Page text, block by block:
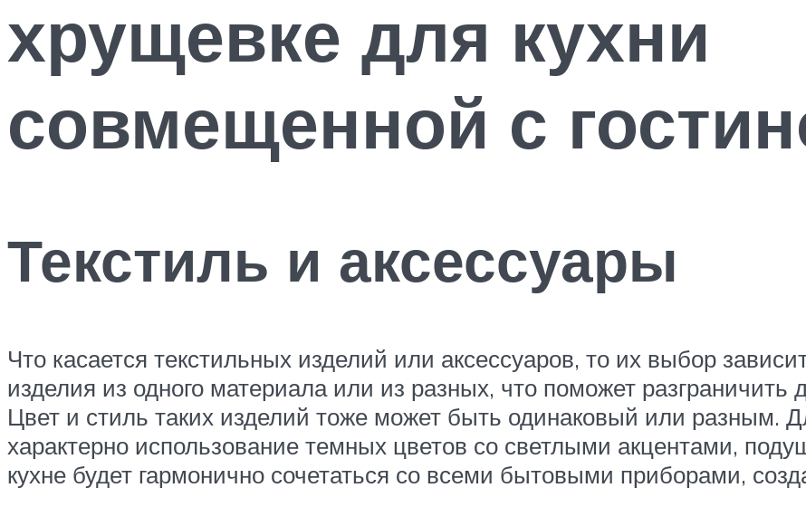
хрущевке для кухни
совмещенной с
Текстиль и аксессуары
Что касается текстильных изделий или аксессуаров, то их выбор
изделия из одного материала или из разных, что поможет
Цвет и стиль таких изделий тоже может быть одинаковый или разным.
характерно использование темных цветов со светлыми акцентами,
кухне будет гармонично сочетаться со всеми бытовыми приборами,